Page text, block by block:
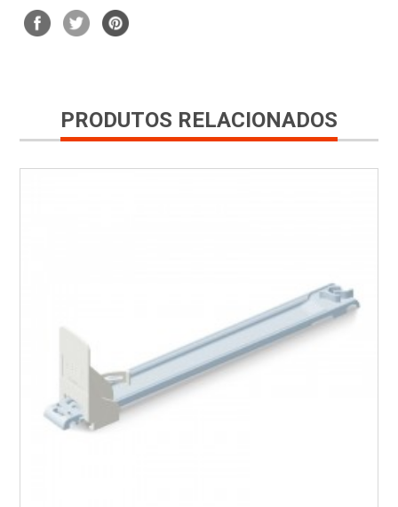
PRODUTOS RELACIONADOS